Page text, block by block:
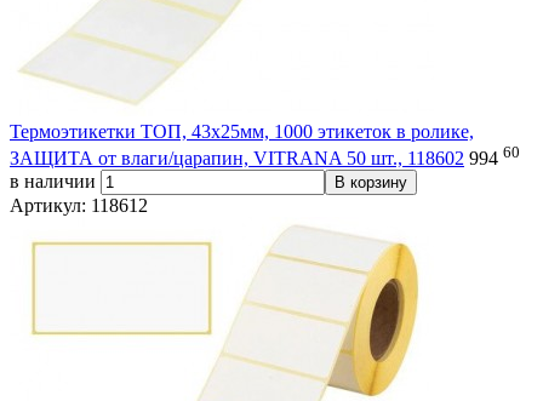
Термоэтикетки ТОП, 43х25мм, 1000 этикеток в ролике,
ЗАЩИТА от влаги/царапин, VITRANA 50 шт., 118602 994 60
в наличии В корзину
Артикул: 118612